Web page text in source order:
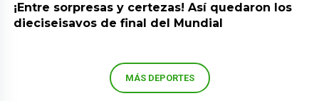
¡Entre sorpresas y certezas! Así quedaron los
dieciseisavos de final del Mundial
MÁS DEPORTES